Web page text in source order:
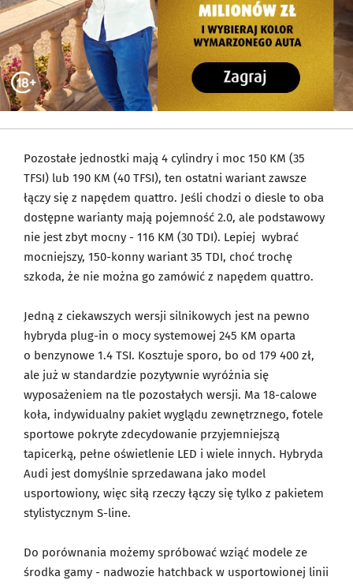
Pozostałe jednostki mają 4 cylindry i moc 150 KM (35
TFSI) lub 190 KM (40 TFSI), ten ostatni wariant zawsze
łączy się z napędem quattro. Jeśli chodzi o diesle to oba
dostępne warianty mają pojemność 2.0, ale podstawowy
nie jest zbyt mocny - 116 KM (30 TDI). Lepiej wybrać
mocniejszy, 150-konny wariant 35 TDI, choć trochę
szkoda, że nie można go zamówić z napędem quattro.
Jedną z ciekawszych wersji silnikowych jest na pewno
hybryda plug-in o mocy systemowej 245 KM oparta
o benzynowe 1.4 TSI. Kosztuje sporo, bo od 179 400 zł,
ale już w standardzie pozytywnie wyróżnia się
wyposażeniem na tle pozostałych wersji. Ma 18-calowe
koła, indywidualny pakiet wyglądu zewnętrznego, fotele
sportowe pokryte zdecydowanie przyjemniejszą
tapicerką, pełne oświetlenie LED i wiele innych. Hybryda
Audi jest domyślnie sprzedawana jako model
usportowiony, więc siłą rzeczy łączy się tylko z pakietem
stylistycznym S-line.
Do porównania możemy spróbować wziąć modele ze
środka gamy - nadwozie hatchback w usportowionej linii